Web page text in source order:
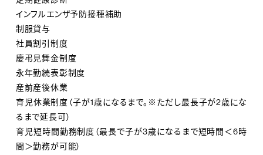
インフルエンザ予防接種補助
制服貸与
社員割引制度
慶弔見舞金制度
永年勤続表彰制度
産前産後休業
育児休業制度（子が1歳になるまで。※ただし最長子が2歳にな
るまで延長可）
育児短時間勤務制度（最長で子が3歳になるまで短時間＜6時
間＞勤務が可能）